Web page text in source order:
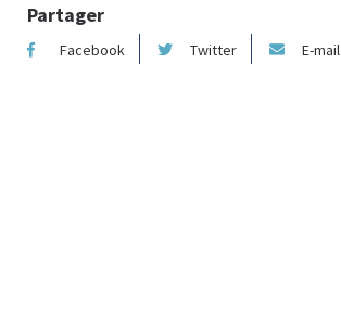
Partager
Facebook Twitter E-mail